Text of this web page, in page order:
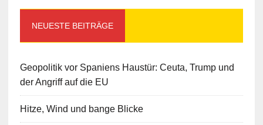
NEUESTE BEITRÄGE
Geopolitik vor Spaniens Haustür: Ceuta, Trump und
der Angriff auf die EU
Hitze, Wind und bange Blicke